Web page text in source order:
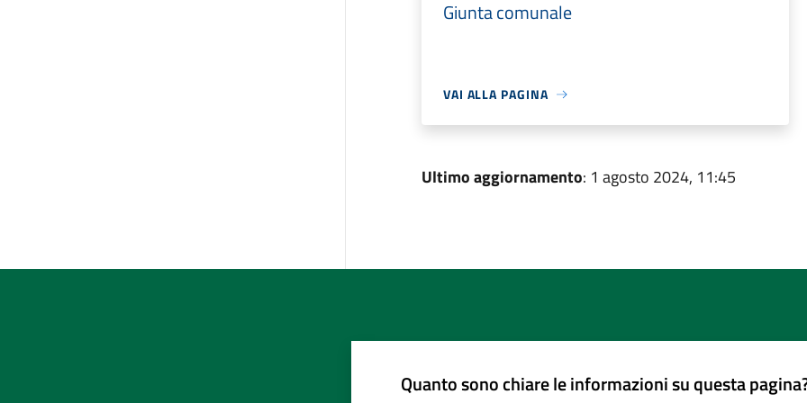
Giunta comunale
VAI ALLA PAGINA
Ultimo aggiornamento: 1 agosto 2024, 11:45
Quanto sono chiare le informazioni su questa